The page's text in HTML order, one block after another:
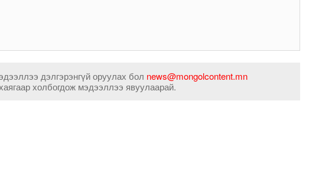
дэлгэрэнгүй оруулах бол news@mongolcontent.mn
холбогдож мэдээллээ явуулаарай.